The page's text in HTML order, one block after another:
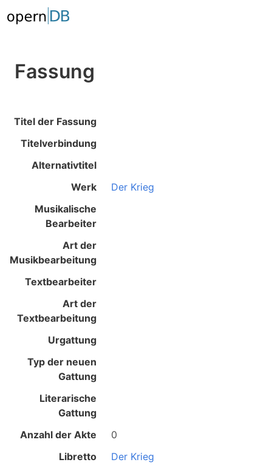
Fassung
Titel der Fassung
Titelverbindung
Alternativtitel
Werk
Der Krieg
Musikalische
Bearbeiter
Art der
Musikbearbeitung
Textbearbeiter
Art der
Textbearbeitung
Urgattung
Typ der neuen
Gattung
Literarische
Gattung
Anzahl der Akte
0
Libretto
Der Krieg